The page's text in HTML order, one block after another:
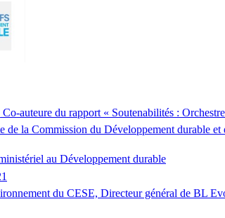
auteure du rapport « Soutenabilités :
la Commission du Développement durable
au Développement durable
du CESE, Directeur général de BL